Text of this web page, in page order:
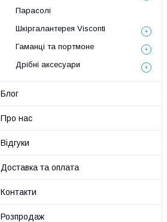
Парасолі
Шкіргалантерея Visconti
Гаманці та портмоне
Дрібні аксесуари
Блог
Про нас
Відгуки
Доставка та оплата
Контакти
Розпродаж